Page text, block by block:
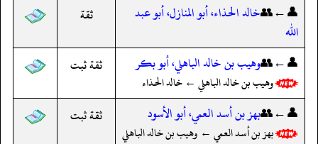
👤←👥خالد الحذاء، أبو المنازل، أبو عبد
الله
ثقة
👤←👥وهيب بن خالد الباهلي، أبو بكر
وهيب بن خالد الباهلي ← خالد الحذاء
ثقة ثبت
👤←👥بهز بن أسد العمي، أبو الأسود
بهز بن أسد العمي ← وهيب بن خالد الباهلي
ثقة ثبت